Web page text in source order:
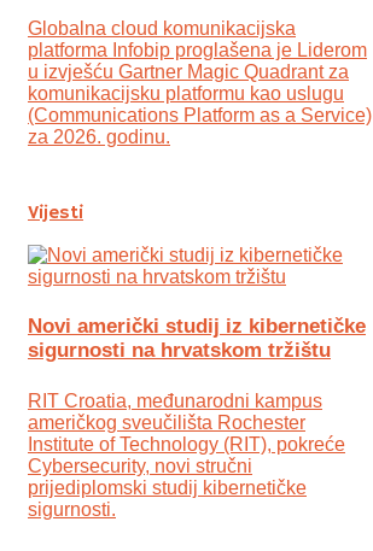
Globalna cloud komunikacijska
platforma Infobip proglašena je Liderom
u izvješću Gartner Magic Quadrant za
komunikacijsku platformu kao uslugu
(Communications Platform as a Service)
za 2026. godinu.
Vijesti
Novi američki studij iz kibernetičke
sigurnosti na hrvatskom tržištu
RIT Croatia, međunarodni kampus
američkog sveučilišta Rochester
Institute of Technology (RIT), pokreće
Cybersecurity, novi stručni
prijediplomski studij kibernetičke
sigurnosti.